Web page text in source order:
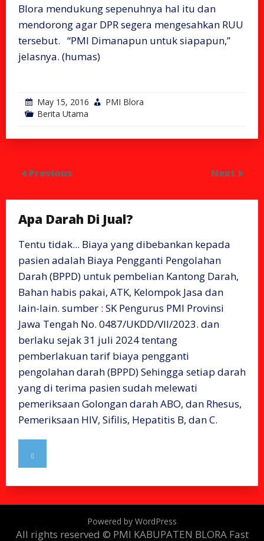
Blora mendukung sepenuhnya hal itu dan
mendorong agar DPR segera mengesahkan RUU
tersebut. “PMI Dimanapun untuk siapapun,”
jelasnya. (humas)
May 15, 2016
PMI Blora
Berita Utama
Previous Next
Apa Darah Di Jual?
Tentu tidak... Biaya yang dibebankan kepada
pasien adalah Biaya Pengganti Pengolahan
Darah (BPPD) untuk pembelian Kantong Darah,
Bahan habis pakai, ATK, Kelompok Jasa dan
lain-lain. sumber : SK Pengurus PMI Provinsi
Jawa Tengah No. 0487/UKDD/VII/2023. dan
berlaku sejak 31 juli 2024 tentang
pemberlakuan tarif biaya pengganti
pengolahan darah (BPPD) Sehingga setiap darah
yang di terima pasien sudah melewati
pemeriksaan Golongan darah ABO, dan Rhesus,
Pemeriksaan HIV, Sifilis, Hepatitis B, dan C.
Powered by WordPress
All rights reserved © PMI KABUPATEN BLORA Fast